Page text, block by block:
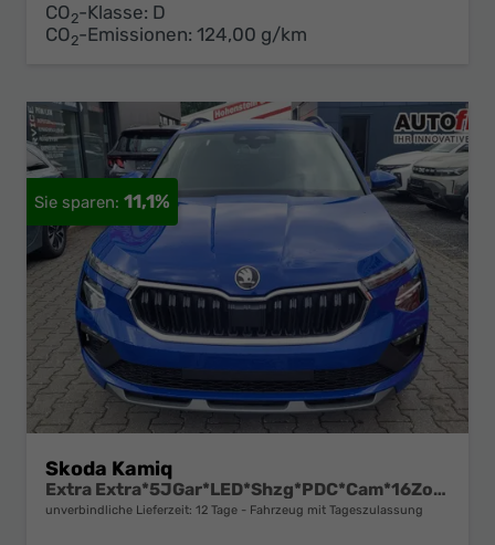
CO2-Klasse: D
CO2-Emissionen: 124,00 g/km
11,1%
Skoda Kamiq
Extra Extra*5JGar*LED*Shzg*PDC*Cam*16Zoll*ACA*
unverbindliche Lieferzeit: 12 Tage Fahrzeug mit Tageszulassung